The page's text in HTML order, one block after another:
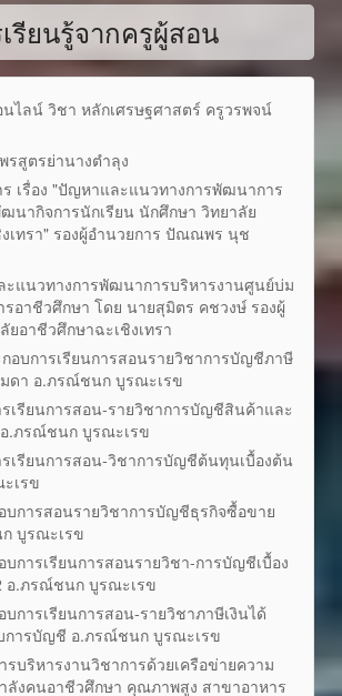
รียนรู้จากครูผู้สอน
ไลน์ วิชา หลักเศรษฐศาสตร์ ครูวรพจน์
สูตรย่านางตำลุง
เรื่อง "ปัญหาและแนวทางการพัฒนาการ
นากิจการนักเรียน นักศึกษา วิทยาลัย
เทรา" รองผู้อำนวยการ ปัณณพร นุช
ะแนวทางการพัฒนาการบริหารงานศูนย์บ่ม
รอาชีวศึกษา โดย นายสุมิตร คชวงษ์ รองผู้
ยอาชีวศึกษาฉะเชิงเทรา
อบการเรียนการสอนรายวิชาการบัญชีภาษี
ดา อ.ภรณ์ชนก บูรณะเรข
เรียนการสอน-รายวิชาการบัญชีสินค้าและ
.ภรณ์ชนก บูรณะเรข
เรียนการสอน-วิชาการบัญชีต้นทุนเบื้องต้น
เรข
บการสอนรายวิชาการบัญชีธุรกิจซื้อขาย
บูรณะเรข
บการเรียนการสอนรายวิชา-การบัญชีเบื้อง
อ.ภรณ์ชนก บูรณะเรข
บการเรียนการสอน-รายวิชาภาษีเงินได้
การบัญชี อ.ภรณ์ชนก บูรณะเรข
รบริหารงานวิชาการด้วยเครือข่ายความ
ลังคนอาชีวศึกษา คุณภาพสูง สาขาอาหาร